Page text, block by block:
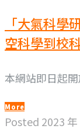
「大氣科學
空科學到校
本網站即日起
More
Posted 2023 年